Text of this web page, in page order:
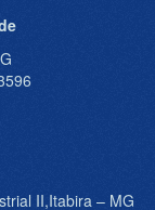
II,Itabira – MG